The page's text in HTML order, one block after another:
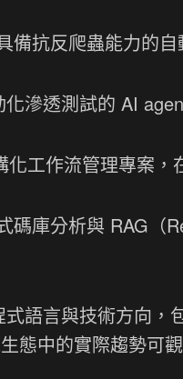
備抗反爬蟲能力的自
滲透測試的 AI
化工作流管理專案，
碼庫分析與 RAG（
語言與技術方向，
態中的實際趨勢可